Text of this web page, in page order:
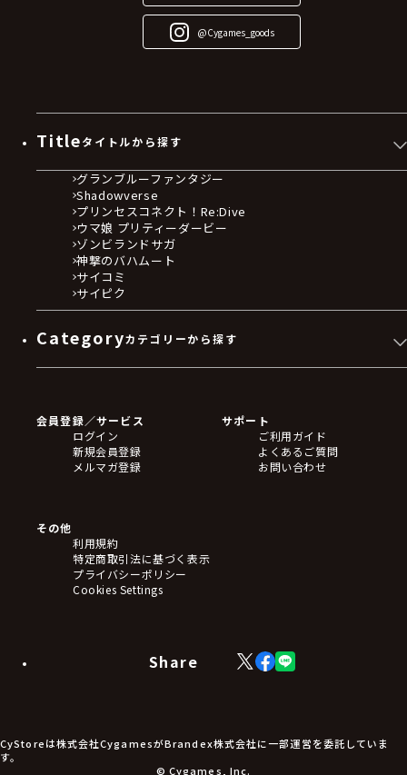
@Cygames_goods
Titleタイトルから探す
グランブルーファンタジー
Shadowverse
プリンセスコネクト！Re:Dive
ウマ娘 プリティーダービー
ゾンビランドサガ
神撃のバハムート
サイコミ
サイピク
Categoryカテゴリーから探す
フィギュア
アクリルスタンド
バッジ
キーホルダー・ストラップ
ステッカー・シール・カード
タペストリー・ポスター
アームサポーター
ブレードホルダー
食品・飲料品
アパレル小物
アクセサリー
会員登録／サービス
ログイン
新規会員登録
メルマガ登録
サポート
ご利用ガイド
よくあるご質問
お問い合わせ
その他
利用規約
特定商取引法に基づく表示
プライバシーポリシー
Cookies Settings
Share
X
(Twitter)
Facebook
LINE
CyStoreは株式会社CygamesがBrandex株式会社に一部運営を委託していま
す。
© Cygames, Inc.